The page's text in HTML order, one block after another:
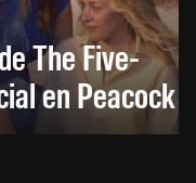
The Five-
en Peacock